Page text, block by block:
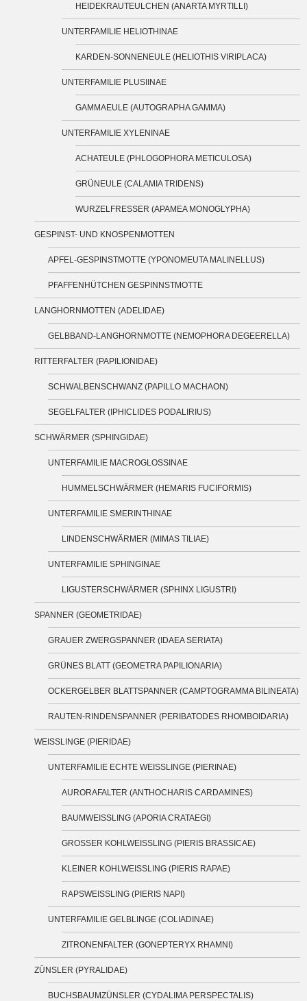
HEIDEKRAUTEULCHEN (ANARTA MYRTILLI)
UNTERFAMILIE HELIOTHINAE
KARDEN-SONNENEULE (HELIOTHIS VIRIPLACA)
UNTERFAMILIE PLUSIINAE
GAMMAEULE (AUTOGRAPHA GAMMA)
UNTERFAMILIE XYLENINAE
ACHATEULE (PHLOGOPHORA METICULOSA)
GRÜNEULE (CALAMIA TRIDENS)
WURZELFRESSER (APAMEA MONOGLYPHA)
GESPINST- UND KNOSPENMOTTEN
APFEL-GESPINSTMOTTE (YPONOMEUTA MALINELLUS)
PFAFFENHÜTCHEN GESPINNSTMOTTE
LANGHORNMOTTEN (ADELIDAE)
GELBBAND-LANGHORNMOTTE (NEMOPHORA DEGEERELLA)
RITTERFALTER (PAPILIONIDAE)
SCHWALBENSCHWANZ (PAPILLO MACHAON)
SEGELFALTER (IPHICLIDES PODALIRIUS)
SCHWÄRMER (SPHINGIDAE)
UNTERFAMILIE MACROGLOSSINAE
HUMMELSCHWÄRMER (HEMARIS FUCIFORMIS)
UNTERFAMILIE SMERINTHINAE
LINDENSCHWÄRMER (MIMAS TILIAE)
UNTERFAMILIE SPHINGINAE
LIGUSTERSCHWÄRMER (SPHINX LIGUSTRI)
SPANNER (GEOMETRIDAE)
GRAUER ZWERGSPANNER (IDAEA SERIATA)
GRÜNES BLATT (GEOMETRA PAPILIONARIA)
OCKERGELBER BLATTSPANNER (CAMPTOGRAMMA BILINEATA)
RAUTEN-RINDENSPANNER (PERIBATODES RHOMBOIDARIA)
WEISSLINGE (PIERIDAE)
UNTERFAMILIE ECHTE WEISSLINGE (PIERINAE)
AURORAFALTER (ANTHOCHARIS CARDAMINES)
BAUMWEISSLING (APORIA CRATAEGI)
GROSSER KOHLWEISSLING (PIERIS BRASSICAE)
KLEINER KOHLWEISSLING (PIERIS RAPAE)
RAPSWEISSLING (PIERIS NAPI)
UNTERFAMILIE GELBLINGE (COLIADINAE)
ZITRONENFALTER (GONEPTERYX RHAMNI)
ZÜNSLER (PYRALIDAE)
BUCHSBAUMZÜNSLER (CYDALIMA PERSPECTALIS)